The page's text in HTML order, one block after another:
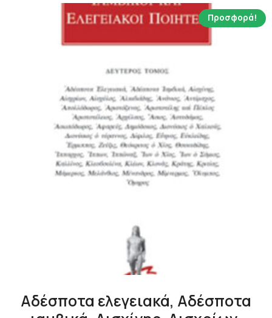
Προσφορά!
Αδέσποτα ελεγειακά, Αδέσποτα